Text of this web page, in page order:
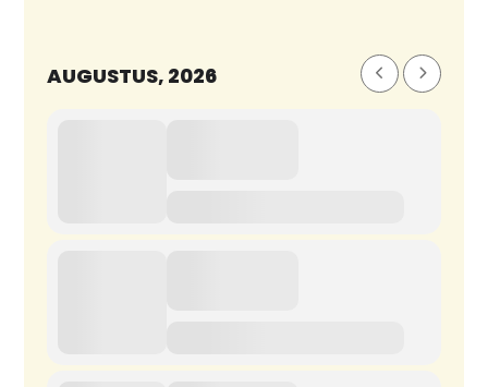
AUGUSTUS, 2026